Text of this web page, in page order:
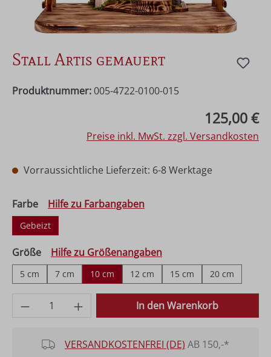
Stall Artis gemauert
Produktnummer: 005-4722-0100-015
125,00 €
Preise inkl. MwSt. zzgl. Versandkosten
Vorraussichtliche Lieferzeit: 6-8 Werktage
Farbeauswählen
Hilfe zu Farbangaben
Gebeizt
Größeauswählen
Hilfe zu Größenangaben
5 cm 7 cm 10 cm 12 cm 15 cm 20 cm
Produkt Anzahl: Gib den gewünschten
In den Warenkorb
VERSANDKOSTENFREI (DE) AB 150,-*